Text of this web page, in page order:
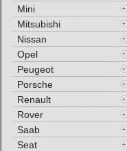
Mini
Mitsubishi
Nissan
Opel
Peugeot
Porsche
Renault
Rover
Saab
Seat